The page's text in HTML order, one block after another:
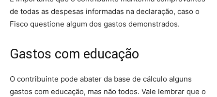
de todas as despesas informadas na declaração, caso o
Fisco questione algum dos gastos demonstrados.
Gastos com educação
O contribuinte pode abater da base de cálculo alguns
gastos com educação, mas não todos. Vale lembrar que o